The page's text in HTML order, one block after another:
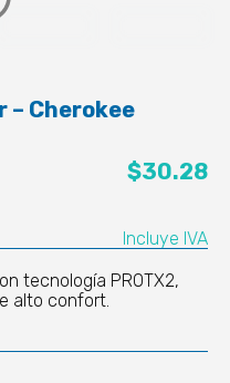
– Cherokee
$30.28
Incluye IVA
tecnología PROTX2,
alto confort.